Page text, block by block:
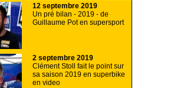
12 septembre 2019
Un pré bilan - 2019 - de
Guillaume Pot en supersport
2 septembre 2019
Clément Stoll fait le point sur
sa saison 2019 en superbike
en video